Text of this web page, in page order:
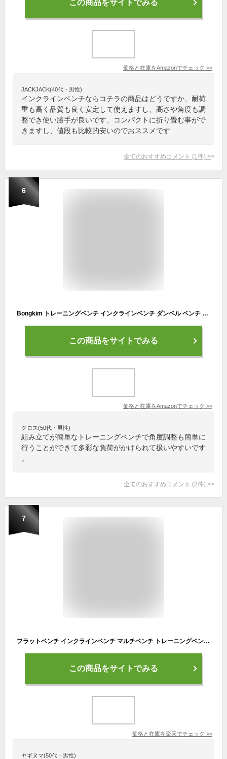
この商品をサイトでみる
価格と在庫をAmazonでチェック >>
JACKJACK(40代・男性)
インクラインベンチならコチラの商品はどうですか、耐荷
重も高く品質も良く安定して使えますし、高さや角度も調
整でき使い勝手が良いです、コンパクトに折り畳む事がで
きますし、値段も比較的安いのでおススメです
全てのおすすめコメント (1 件) >
6
Bongkim トレーニングベンチ インクラインベンチ ダンベル ベンチ 組立超簡単 フラットベンチ デクラインベンチ 筋トレ ベンチプレス台 折り畳み式 角度調節簡単 コンパクトデザイン 耐荷重300KG
この商品をサイトでみる
価格と在庫をAmazonでチェック >>
クロス(50代・男性)
組み立てが簡単なトレーニングベンチで角度調整も簡単に
行うことができて多彩な負荷がかけられて扱いやすいです
。
全てのおすすめコメント (2件) >
7
フラットベンチ インクラインベンチ マルチベンチ トレーニングベンチ シットアップベンチ 筋トレ 折り畳み ダンベルベンチ ヘッドシート付き WASAI(ワサイ) mk600c
この商品をサイトでみる
価格と在庫を楽天でチェック >>
ヤギヌマ(50代・男性)